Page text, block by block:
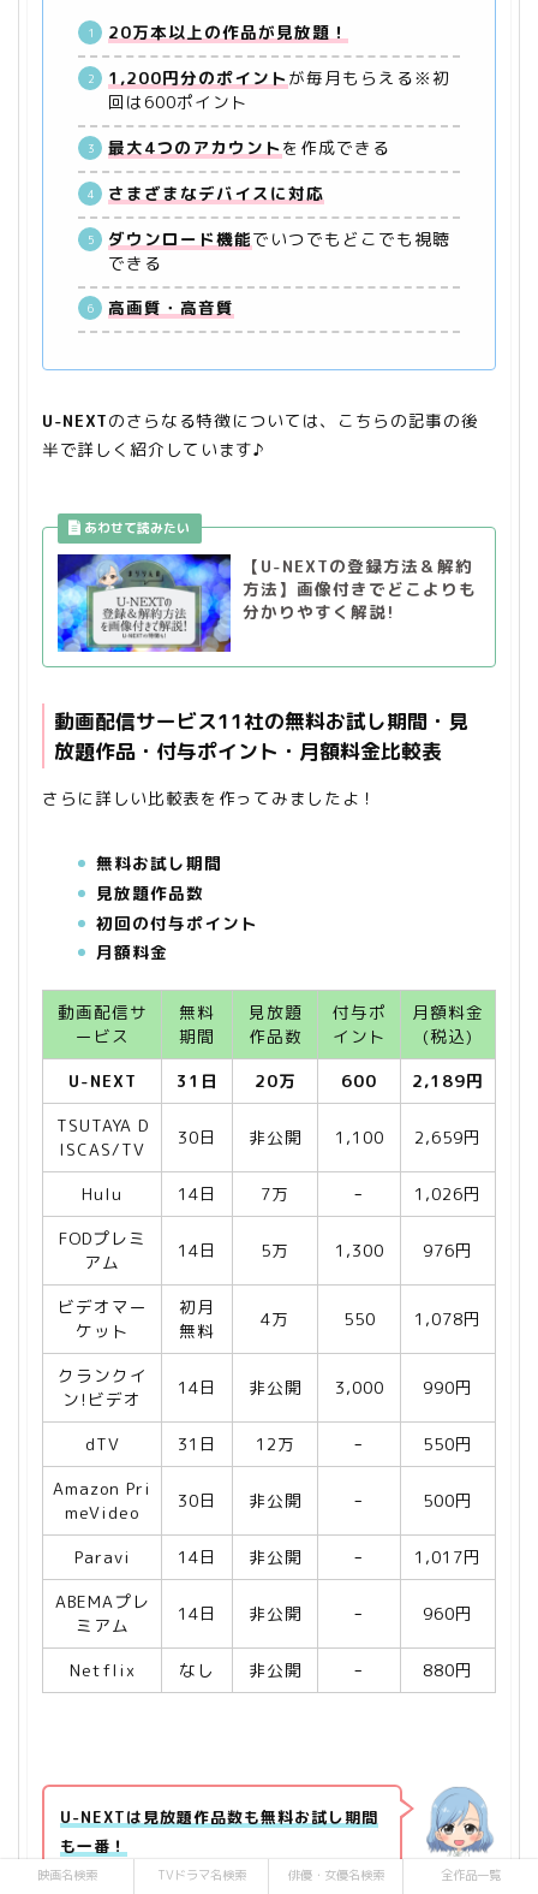
20万本以上の作品が見放題！
1,200円分のポイントが毎月もらえる※初
回は600ポイント
最大4つのアカウントを作成できる
さまざまなデバイスに対応
ダウンロード機能でいつでもどこでも視聴
できる
高画質・高音質
U-NEXTのさらなる特徴については、こちらの記事の後
半で詳しく紹介しています♪
【U-NEXTの登録方法＆解約
方法】画像付きでどこよりも
分かりやすく解説!
動画配信サービス11社の無料お試し期間・見
放題作品・付与ポイント・月額料金比較表
さらに詳しい比較表を作ってみましたよ！
無料お試し期間
見放題作品数
初回の付与ポイント
月額料金
動画配信サ
ービス
無料
期間
見放題
作品数
付与ポ
イント
月額料金
(税込)
U-NEXT
31日 20万 600
2,189円
TSUTAYA D
ISCAS/TV
30日 非公開 1,100 2,659円
Hulu 14日 7万 ｰ
1,026円
FODプレミ
アム
14日 5万 1,300 976円
ビデオマー
ケット
初月
無料
4万 550 1,078円
クランクイ
ン!ビデオ
14日 非公開 3,000 990円
dTV 31日 12万 ｰ
550円
Amazon Pri
meVideo
30日 非公開 ｰ 500円
Paravi 14日 非公開 ｰ
1,017円
ABEMAプレ
ミアム
14日 非公開 ｰ 960円
Netflix なし 非公開 ｰ 880円
まり
U-NEXTは見放題作品数も無料お試し期間
も一番！
映画名検索 TVドラマ名検索 俳優・女優名検索 全作品一覧